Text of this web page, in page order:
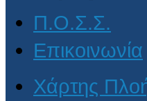
Π.Ο.Σ.Σ.
Επικοινωνία
Χάρτης